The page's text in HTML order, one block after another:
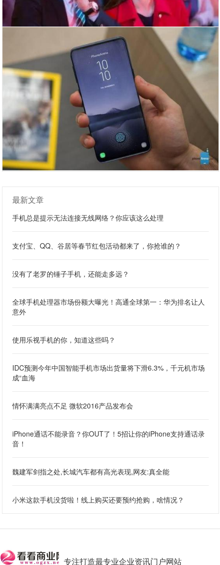
最新文章
手机总是提示无法连接无线网络？你应该这么处理
支付宝、QQ、谷居等春节红包活动都来了，你抢谁的？
没有了老罗的锤子手机，还能走多远？
全球手机处理器市场份额大曝光！高通全球第一：华为排名让人
意外
使用乐视手机的你，知道这些吗？
IDC预测今年中国智能手机市场出货量将下滑6.3%，千元机市场
成“血海
情怀满满亮点不足 微软2016产品发布会
iPhone通话不能录音？你OUT了！5招让你的iPhone支持通话录
音！
魏建军剑指之处,长城汽车都有高光表现,网友:真全能
小米这款手机没货啦！线上购买还要预约抢购，啥情况？
专注打造最专业企业资讯门户网站